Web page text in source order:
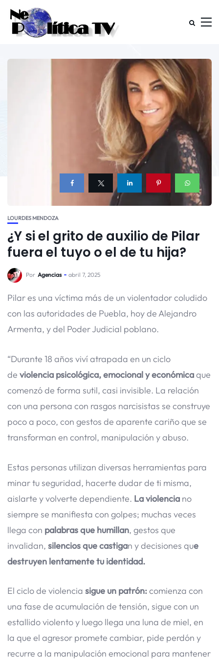
LOURDES MENDOZA
¿Y si el grito de auxilio de Pilar
fuera el tuyo o el de tu hija?
Por Agencias abril 7, 2025
Pilar es una víctima más de un violentador coludido
con las autoridades de Puebla, hoy de Alejandro
Armenta, y del Poder Judicial poblano.
“Durante 18 años viví atrapada en un ciclo
de violencia psicológica, emocional y económicaque
comenzó de forma sutil, casi invisible. La relación
con una persona con rasgos narcisistas se construye
poco a poco, con gestos de aparente cariño que se
transforman en control, manipulación y abuso.
Estas personas utilizan diversas herramientas para
minar tu seguridad, hacerte dudar de ti misma,
aislarte y volverte dependiente. La violencia no
siempre se manifiesta con golpes; muchas veces
llega con palabras que humillan, gestos que
invalidan, silencios que castigan y decisiones que
destruyen lentamente tu identidad.
El ciclo de violencia sigue un patrón:comienza con
una fase de acumulación de tensión, sigue con un
estallido violento y luego llega una luna de miel, en
la que el agresor promete cambiar, pide perdón y
recurre a la manipulación emocional para mantener